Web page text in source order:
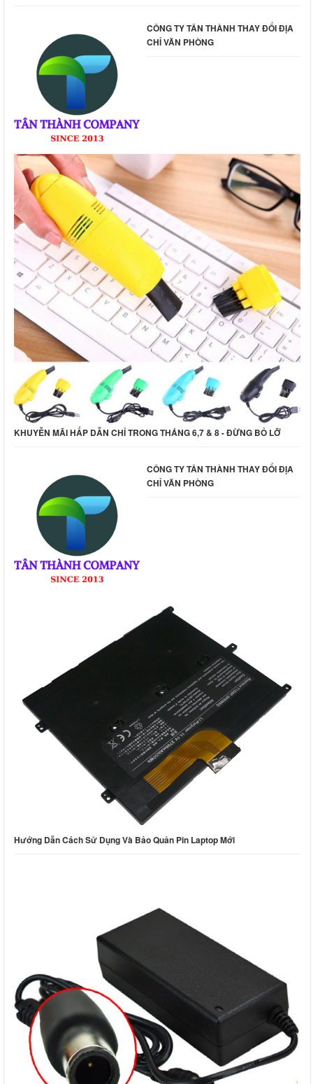
CÔNG TY TÂN THÀNH THAY ĐỔI ĐỊA
CHỈ VĂN PHÒNG
KHUYỄN MÃI HẤP DẪN CHỈ TRONG THÁNG 6,7 & 8 - ĐỪNG BỎ LỠ
CÔNG TY TÂN THÀNH THAY ĐỔI ĐỊA
CHỈ VĂN PHÒNG
Hướng Dẫn Cách Sử Dụng Và Bảo Quản Pin Laptop Mới